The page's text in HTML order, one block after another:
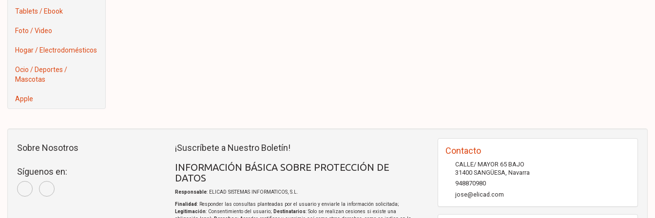
Tablets / Ebook
Foto / Video
Hogar / Electrodomésticos
Ocio / Deportes /
Mascotas
Apple
Sobre Nosotros
Síguenos en:
¡Suscríbete a Nuestro Boletín!
INFORMACIÓN BÁSICA SOBRE PROTECCIÓN DE
DATOS
Responsable: ELICAD SISTEMAS INFORMATICOS, S.L.
Finalidad: Responder las consultas planteadas por el usuario y enviarle la información solicitada;
Legitimación: Consentimiento del usuario; Destinatarios: Solo se realizan cesiones si existe una
Contacto
CALLE/ MAYOR 65 BAJO
31400 SANGÜESA, Navarra
948870980
jose@elicad.com